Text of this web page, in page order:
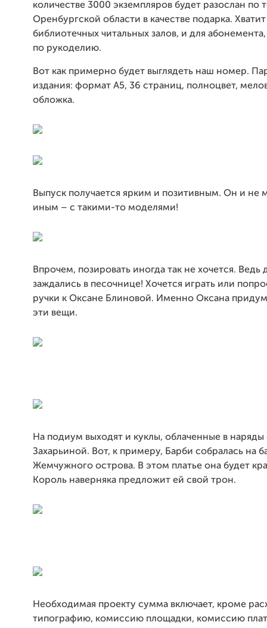
количестве 3000 экземпляров будет разослан по
Оренбургской области в качестве подарка.
библиотечных читальных залов, и для
по рукоделию.
Вот как примерно будет выглядеть наш номер.
издания: формат А5, 36 страниц, полноцвет,
обложка.
Выпуск получается ярким и позитивным. Он и не
иным – с такими-то моделями!
Впрочем, позировать иногда так не хочется. Ведь
заждались в песочнице! Хочется играть или
ручки к Оксане Блиновой. Именно Оксана
эти вещи.
На подиум выходят и куклы, облаченные в наряды
Захарьиной. Вот, к примеру, Барби собралась на
Жемчужного острова. В этом платье она будет
Король наверняка предложит ей свой трон.
Необходимая проекту сумма включает, кроме
типографию, комиссию площадки, комиссию